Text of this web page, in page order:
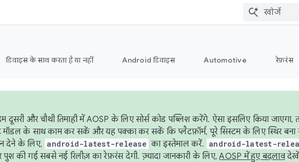
डिवाइस के साथ करता है या नहीं Android डिवाइस Automotive रेफ़रंस
दूसरी और चौथी तिमाही में AOSP के लिए सोर्स कोड पब्लिश करेंगे. ऐसा इसलिए किया जाएगा,
के साथ काम कर सकें और यह पक्का कर सकें कि प्लैटफ़ॉर्म, पूरे सिस्टम के लिए स्थिर बना
देने के लिए, android-latest-release का इस्तेमाल करें. android-latest-
पुश की गई सबसे नई रिलीज़ का रेफ़रंस देगी. ज़्यादा जानकारी के लिए,AOSP में हुए बदलाव